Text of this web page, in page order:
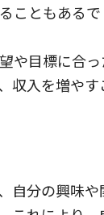
こともあるで
や目標に合
収入を増や
自分の興味